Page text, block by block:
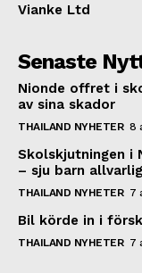
Vianke Ltd
Senaste
Nionde offret i
av sina skador
THAILAND NYHETER 8
Skolskjutningen i
– sju barn
THAILAND NYHETER 7
Bil körde in i
THAILAND NYHETER 7